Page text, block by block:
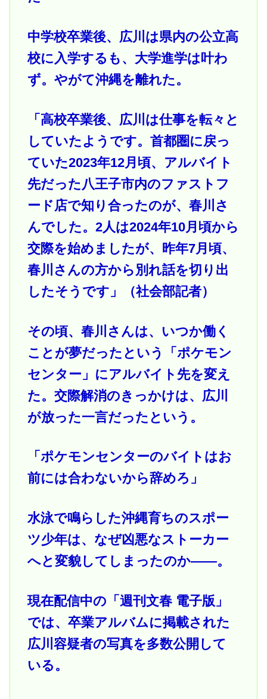
中学校卒業後、広川は県内の公立高
校に入学するも、大学進学は叶わ
ず。やがて沖縄を離れた。
「高校卒業後、広川は仕事を転々と
していたようです。首都圏に戻っ
ていた2023年12月頃、アルバイト
先だった八王子市内のファストフ
ード店で知り合ったのが、春川さ
んでした。2人は2024年10月頃から
交際を始めましたが、昨年7月頃、
春川さんの方から別れ話を切り出
したそうです」（社会部記者）
その頃、春川さんは、いつか働く
ことが夢だったという「ポケモン
センター」にアルバイト先を変え
た。交際解消のきっかけは、広川
が放った一言だったという。
「ポケモンセンターのバイトはお
前には合わないから辞めろ」
水泳で鳴らした沖縄育ちのスポー
ツ少年は、なぜ凶悪なストーカー
へと変貌してしまったのか――。
現在配信中の「週刊文春 電子版」
では、卒業アルバムに掲載された
広川容疑者の写真を多数公開して
いる。